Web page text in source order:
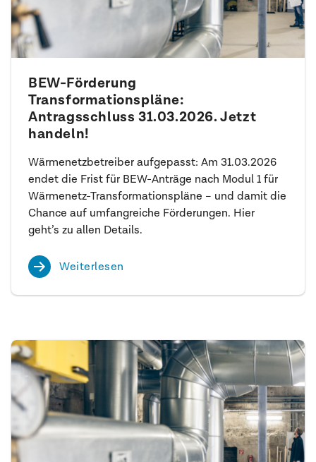
BEW-Förderung
Transformationspläne:
Antragsschluss 31.03.2026. Jetzt
handeln!
Wärmenetzbetreiber aufgepasst: Am 31.03.2026
endet die Frist für BEW-Anträge nach Modul 1 für
Wärmenetz-Transformationspläne – und damit die
Chance auf umfangreiche Förderungen. Hier
geht’s zu allen Details.
Weiterlesen